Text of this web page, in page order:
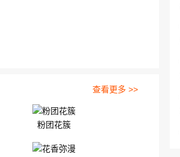
查看更多 >>
粉团花簇